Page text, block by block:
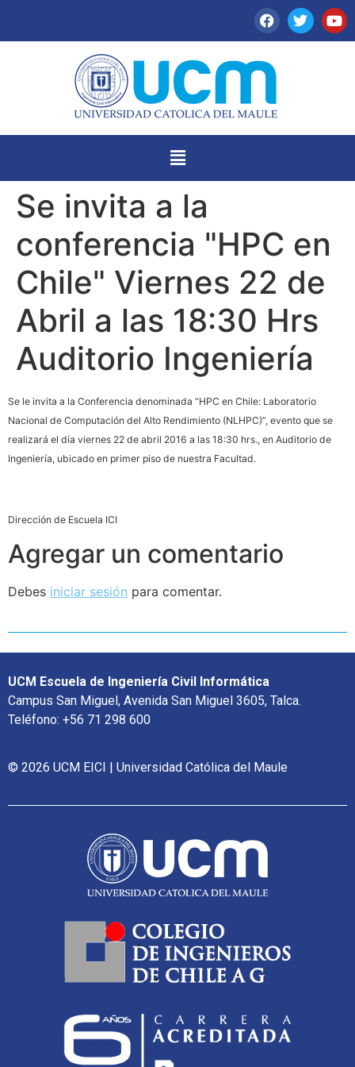
Se invita a la
conferencia "HPC en
Chile" Viernes 22 de
Abril a las 18:30 Hrs
Auditorio Ingeniería
Se le invita a la Conferencia denominada “HPC en Chile: Laboratorio
Nacional de Computación del Alto Rendimiento (NLHPC)”, evento que se
realizará el día viernes 22 de abril 2016 a las 18:30 hrs., en Auditorio de
Ingeniería, ubicado en primer piso de nuestra Facultad.
Dirección de Escuela ICI
Agregar un comentario
Debes iniciar sesión para comentar.
UCM Escuela de Ingeniería Civil Informática
Campus San Miguel, Avenida San Miguel 3605, Talca.
Teléfono: +56 71 298 600
© 2026 UCM EICI | Universidad Católica del Maule